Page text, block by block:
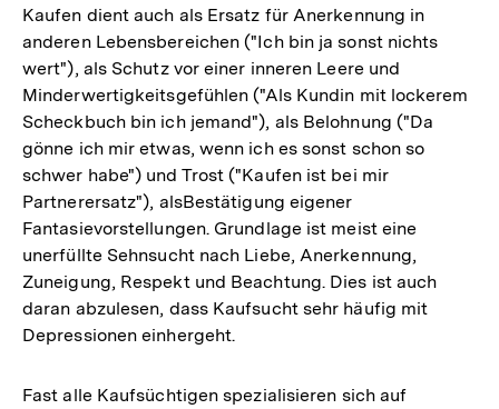
Kaufen dient auch als Ersatz für Anerkennung in
anderen Lebensbereichen ("Ich bin ja sonst nichts
wert"), als Schutz vor einer inneren Leere und
Minderwertigkeitsgefühlen ("Als Kundin mit lockerem
Scheckbuch bin ich jemand"), als Belohnung ("Da
gönne ich mir etwas, wenn ich es sonst schon so
schwer habe") und Trost ("Kaufen ist bei mir
Partnerersatz"), alsBestätigung eigener
Fantasievorstellungen. Grundlage ist meist eine
unerfüllte Sehnsucht nach Liebe, Anerkennung,
Zuneigung, Respekt und Beachtung. Dies ist auch
daran abzulesen, dass Kaufsucht sehr häufig mit
Depressionen einhergeht.
Fast alle Kaufsüchtigen spezialisieren sich auf